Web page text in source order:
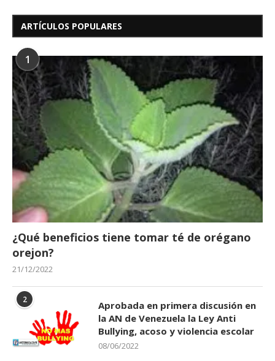
ARTÍCULOS POPULARES
1
¿Qué beneficios tiene tomar té de orégano
orejon?
21/12/2022
2
Aprobada en primera discusión en
la AN de Venezuela la Ley Anti
Bullying, acoso y violencia escolar
08/06/2022